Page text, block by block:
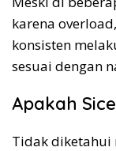
karena
konsisten
sesuai dengan
Apakah
Tidak diketahui